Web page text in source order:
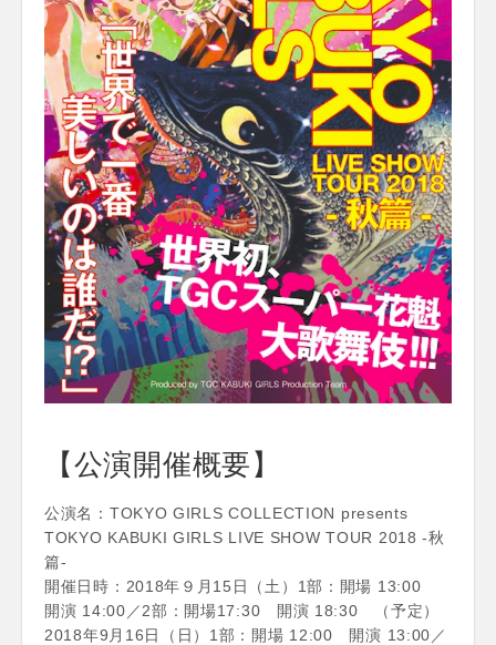
【公演開催概要】
公演名：TOKYO GIRLS COLLECTION presents
TOKYO KABUKI GIRLS LIVE SHOW TOUR 2018 -秋
篇-
開催日時：2018年９月15日（土）1部：開場 13:00
開演 14:00／2部：開場17:30 開演 18:30 （予定）
2018年9月16日（日）1部：開場 12:00 開演 13:00／